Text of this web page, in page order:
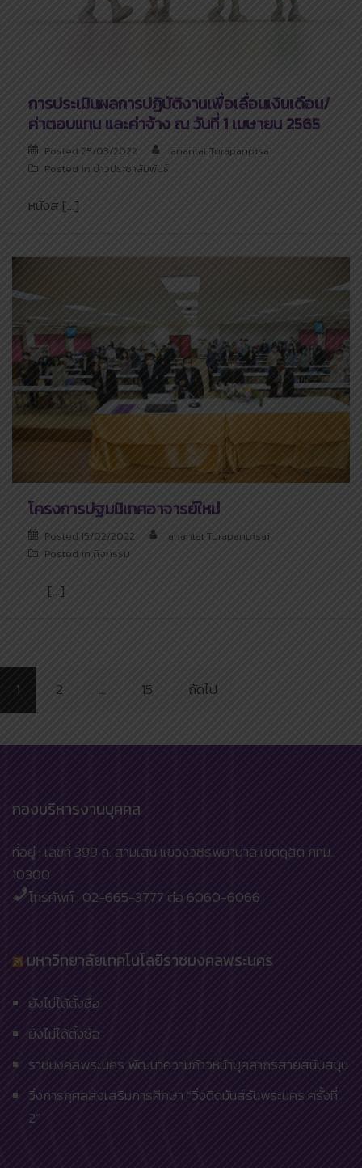
การประเมินผลการปฏิบัติงานเพื่อเลื่อนเงินเดือน/
ค่าตอบแทน และค่าจ้าง ณ วันที่ 1 เมษายน 2565
Posted 25/03/2022
anantat Turapanpisai
Posted in ข่าวประชาสัมพันธ์
หนังส […]
โครงการปฐมนิเทศอาจารย์ใหม่
Posted 15/02/2022
anantat Turapanpisai
Posted in กิจกรรม
[…]
Posts
pagination
1 2 … 15 ถัดไป
กองบริหารงานบุคคล
ที่อยู่ : เลขที่ 399 ถ. สามเสน แขวงวชิรพยาบาล เขตดุสิต กทม.
10300
โทรศัพท์ : 02-665-3777 ต่อ 6060-6066
มหาวิทยาลัยเทคโนโลยีราชมงคลพระนคร
ยังไม่ได้ตั้งชื่อ
ยังไม่ได้ตั้งชื่อ
ราชมงคลพระนคร พัฒนาความก้าวหน้าบุคลากรสายสนับสนุน
วิ่งการกุศลส่งเสริมการศึกษา “วิ่งติดมันส์รันพระนคร ครั้งที่
2”